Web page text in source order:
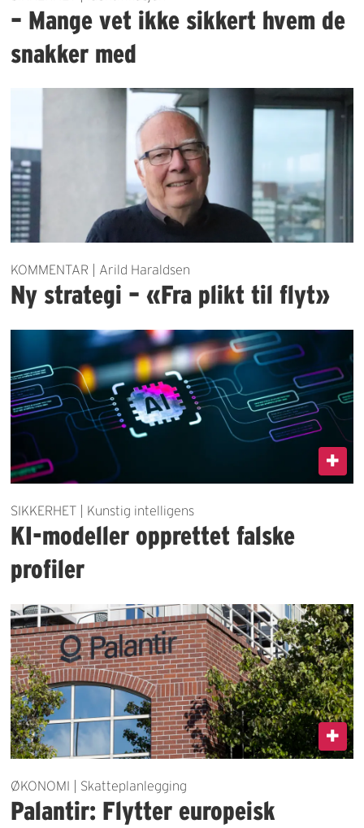
– Mange vet ikke sikkert hvem de
snakker med
KOMMENTAR | Arild Haraldsen
Ny strategi – «Fra plikt til flyt»
SIKKERHET | Kunstig intelligens
KI-modeller opprettet falske
profiler
ØKONOMI | Skatteplanlegging
Palantir: Flytter europeisk